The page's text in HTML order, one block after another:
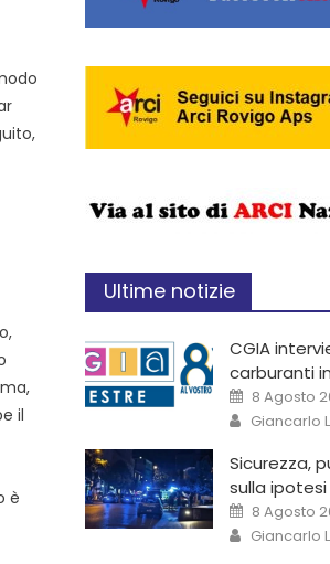
il
è
Ultime notizie
CGIA
carburanti
8 Agosto
Giancarlo
Sicurezza,
sulla
8 Agosto
Giancarlo